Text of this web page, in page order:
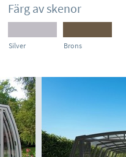
Färg av skenor
Silver Brons